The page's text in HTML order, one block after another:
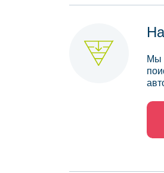
Мы